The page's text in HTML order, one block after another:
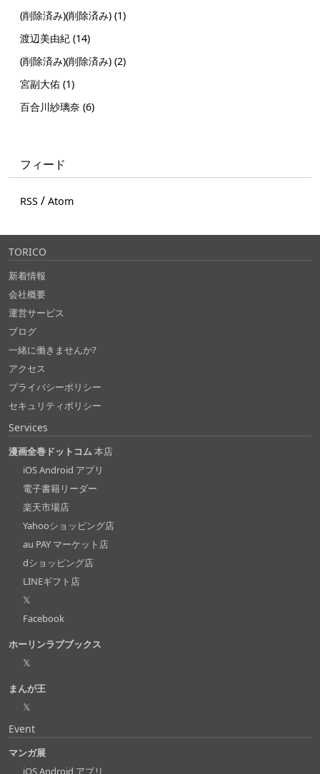
(削除済み)(削除済み) (1)
渡辺美由紀 (14)
(削除済み)(削除済み) (2)
宮副大佑 (1)
百合川紗璃奈 (6)
フィード
RSS / Atom
TORICO
新着情報
会社概要
運営サービス
ブログ
一緒に働きませんか?
アクセス
プライバシーポリシー
セキュリティポリシー
Services
漫画全巻ドットコム本店
iOS Android アプリ
電子書籍リーダー
楽天市場店
Yahooショッピング店
au PAY マーケット店
dショッピング店
LINEギフト店
𝕏
Facebook
ホーリンラブブックス
𝕏
まんが王
𝕏
Event
マンガ展
iOS Android アプリ